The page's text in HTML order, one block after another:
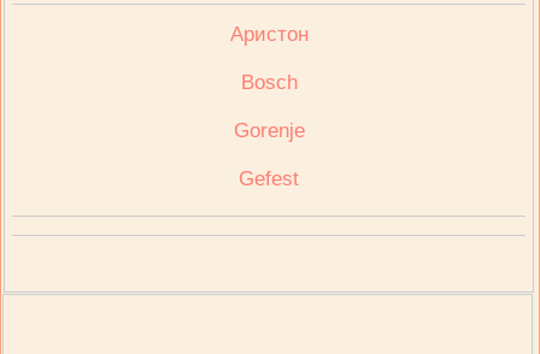
Аристон
Bosch
Gorenje
Gefest